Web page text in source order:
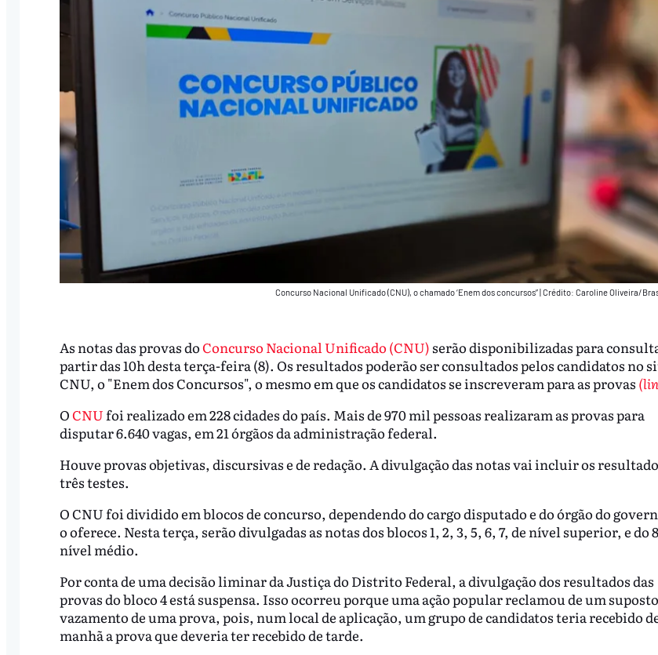
Concurso Nacional Unificado (CNU), o chamado ‘Enem dos concursos”|Crédito: Caroline Oliveira/
As notas das provas doConcurso Nacional Unificado (CNU) serão disponibilizadas para
partir das 10h desta terça-feira (8). Os resultados poderão ser consultados pelos candidatos no
CNU, o "Enem dos Concursos", o mesmo em que os candidatos se inscreveram para as provas
OCNUfoi realizado em 228 cidades do país. Mais de 970 mil pessoas realizaram as provas para
disputar 6.640 vagas, em 21 órgãos da administração federal.
Houve provas objetivas, discursivas e de redação. A divulgação das notas vai incluir os
três testes.
O CNU foi dividido em blocos de concurso, dependendo do cargo disputado e do órgão do
o oferece. Nesta terça, serão divulgadas as notas dos blocos 1, 2, 3, 5, 6, 7, de nível superior, e do
nível médio.
Por conta de uma decisão liminar da Justiça do Distrito Federal, a divulgação dos resultados das
provas do bloco 4 está suspensa. Isso ocorreu porque uma ação popular reclamou de um suposto
vazamento de uma prova, pois, num local de aplicação, um grupo de candidatos teria recebido
manhã a prova que deveria ter recebido de tarde.